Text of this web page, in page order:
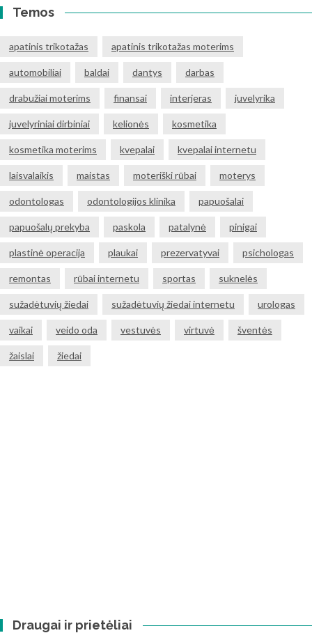
Temos
apatinis trikotažas apatinis trikotažas moterims
automobiliai baldai dantys darbas
drabužiai moterims finansai interjeras juvelyrika
juvelyriniai dirbiniai kelionės kosmetika
kosmetika moterims kvepalai kvepalai internetu
laisvalaikis maistas moteriški rūbai moterys
odontologas odontologijos klinika papuošalai
papuošalų prekyba paskola patalynė pinigai
plastinė operacija plaukai prezervatyvai psichologas
remontas rūbai internetu sportas suknelės
sužadėtuvių žiedai sužadėtuvių žiedai internetu urologas
vaikai veido oda vestuvės virtuvė šventės
žaislai žiedai
Draugai ir prietėliai